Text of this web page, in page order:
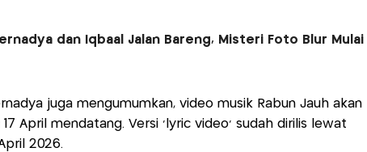
dan Iqbaal Jalan Bareng, Misteri Foto Blur Mulai
juga mengumumkan, video musik Rabun Jauh akan
April mendatang. Versi ‘lyric video’ sudah dirilis lewat
2026.